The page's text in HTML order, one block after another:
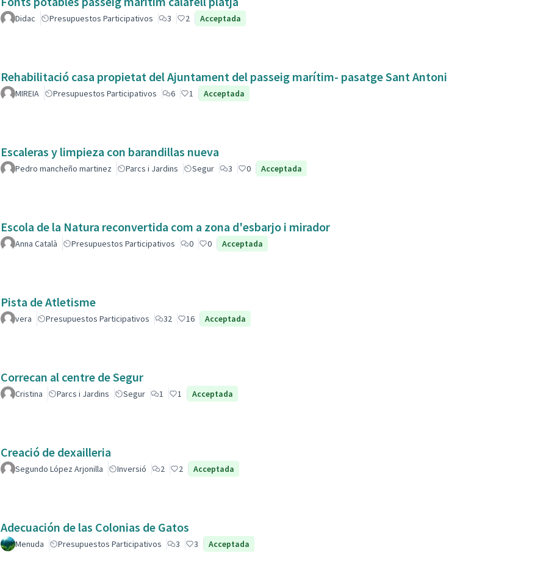
Didac Presupuestos Participativos 3 2 Acceptada
Rehabilitació casa propietat del Ajuntament del passeig marítim- pasatge Sant Antoni
MIREIA Presupuestos Participativos 6 1 Acceptada
Escaleras y limpieza con barandillas nueva
Pedro mancheño martinez Parcs i Jardins Segur 3 0 Acceptada
Escola de la Natura reconvertida com a zona d'esbarjo i mirador
Anna Català Presupuestos Participativos 0 0 Acceptada
Pista de Atletisme
vera Presupuestos Participativos 32 16 Acceptada
Correcan al centre de Segur
Cristina Parcs i Jardins Segur 1 1 Acceptada
Creació de dexailleria
Segundo López Arjonilla Inversió 2 2 Acceptada
Adecuación de las Colonias de Gatos
Menuda Presupuestos Participativos 3 3 Acceptada